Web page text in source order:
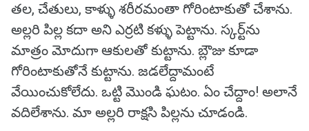
తల, చేతులు, కాళ్ళు శరీరమంతా గోరింటాకుతో చేశాను.
అల్లరి పిల్ల కదా అని ఎర్రటి కళ్ళు పెట్టాను. స్కర్ట్‌ను
మాత్రం మోదుగా ఆకులతో కుట్టాను. బ్లౌజు కూడా
గోరింటాకుతోనే కుట్టాను. జడలేద్దామంటే
వేయించుకోలేదు. ఒట్టి మొండి ఘటం. ఏం చేద్దాం! అలానే
వదిలేశాను. మా అల్లరి రాక్షసి పిల్లను చూడండి.